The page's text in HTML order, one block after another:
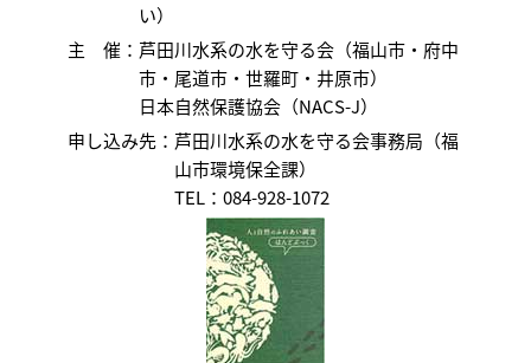
い）
主 催： 芦田川水系の水を守る会（福山市・府中
市・尾道市・世羅町・井原市）
日本自然保護協会（NACS-J）
申し込み先： 芦田川水系の水を守る会事務局（福
山市環境保全課）
TEL：084-928-1072